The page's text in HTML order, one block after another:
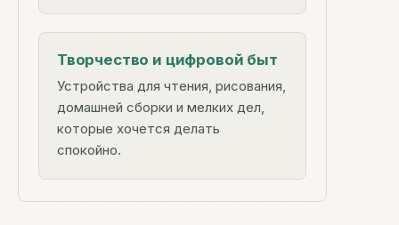
Творчество и цифровой быт
Устройства для чтения, рисования,
домашней сборки и мелких дел,
которые хочется делать
спокойно.